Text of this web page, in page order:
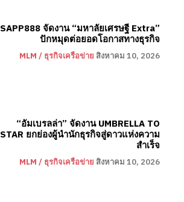
SAPP888 จัดงาน “มหาลัยเศรษฐี Extra”
ปักหมุดต่อยอดโอกาสทางธุรกิจ
MLM / ธุรกิจเครือข่าย สิงหาคม 10, 2026
“อัมเบรลล่า” จัดงาน UMBRELLA TO
STAR ยกย่องผู้นำนักธุรกิจสู่ดาวแห่งความ
สำเร็จ
MLM / ธุรกิจเครือข่าย สิงหาคม 10, 2026